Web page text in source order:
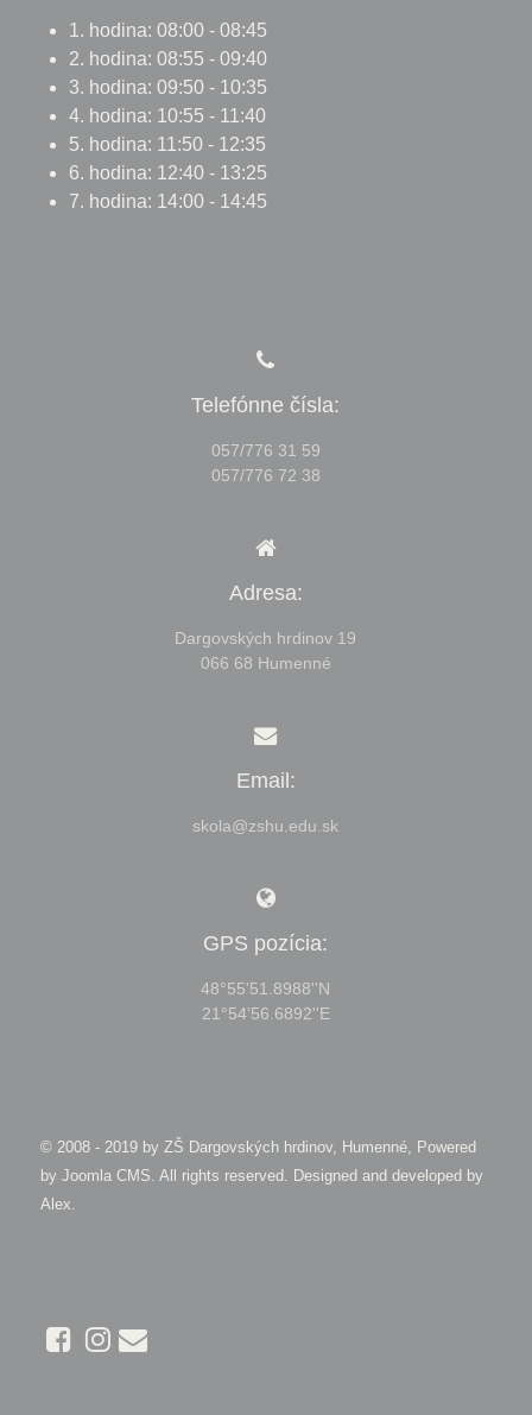
1. hodina: 08:00 - 08:45
2. hodina: 08:55 - 09:40
3. hodina: 09:50 - 10:35
4. hodina: 10:55 - 11:40
5. hodina: 11:50 - 12:35
6. hodina: 12:40 - 13:25
7. hodina: 14:00 - 14:45
Telefónne čísla:
057/776 31 59
057/776 72 38
Adresa:
Dargovských hrdinov 19
066 68 Humenné
Email:
skola@zshu.edu.sk
GPS pozícia:
48°55'51.8988''N
21°54'56.6892''E
© 2008 - 2019 by ZŠ Dargovských hrdinov, Humenné, Powered
by Joomla CMS. All rights reserved. Designed and developed by
Alex.